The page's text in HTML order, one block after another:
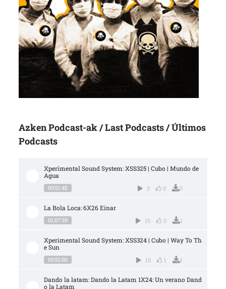
Azken Podcast-ak / Last Podcasts / Últimos
Podcasts
Xperimental Sound System: XSS325 | Cubo | Mundo de
Agua
00:51:45 3 0 0
La Bola Loca: 6X26 Einar
01:07:39 10 0 1
Xperimental Sound System: XSS324 | Cubo | Way To Th
e Sun
00:51:00 10 1 1
Dando la latam: Dando la Latam 1X24: Un verano Dand
o la Latam